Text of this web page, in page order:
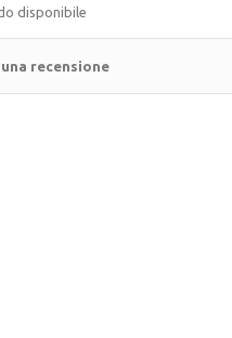
disponibile
recensione